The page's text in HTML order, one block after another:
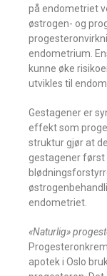
på endometriet
østrogen- og
endometrium.
kunne øke
utvikles til
Gestagener er
effekt som
struktur gjør at
gestagener først
endometriet.
«Naturlig»
apotek i Oslo